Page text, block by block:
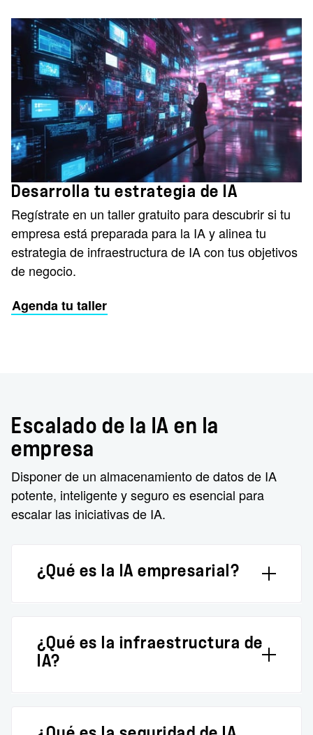
Desarrolla tu estrategia de IA
Regístrate en un taller gratuito para descubrir si tu
empresa está preparada para la IA y alinea tu
estrategia de infraestructura de IA con tus objetivos
de negocio.
Agenda tu taller
Escalado de la IA en la
empresa
Disponer de un almacenamiento de datos de IA
potente, inteligente y seguro es esencial para
escalar las iniciativas de IA.
¿Qué es la IA empresarial?
acelerar la información y la innovación a
partir de los datos. En lugar de entrenar
modelos de IA a gran escala, las
Implementar y escalar con éxito la IA
¿Qué es la infraestructura de
IA?
las modernas arquitecturas de TI